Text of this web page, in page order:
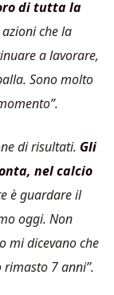
di tutta la
che la
a lavorare,
Sono molto
di risultati. Gli
nel calcio
è guardare il
oggi. Non
mi dicevano che
rimasto 7 anni”.